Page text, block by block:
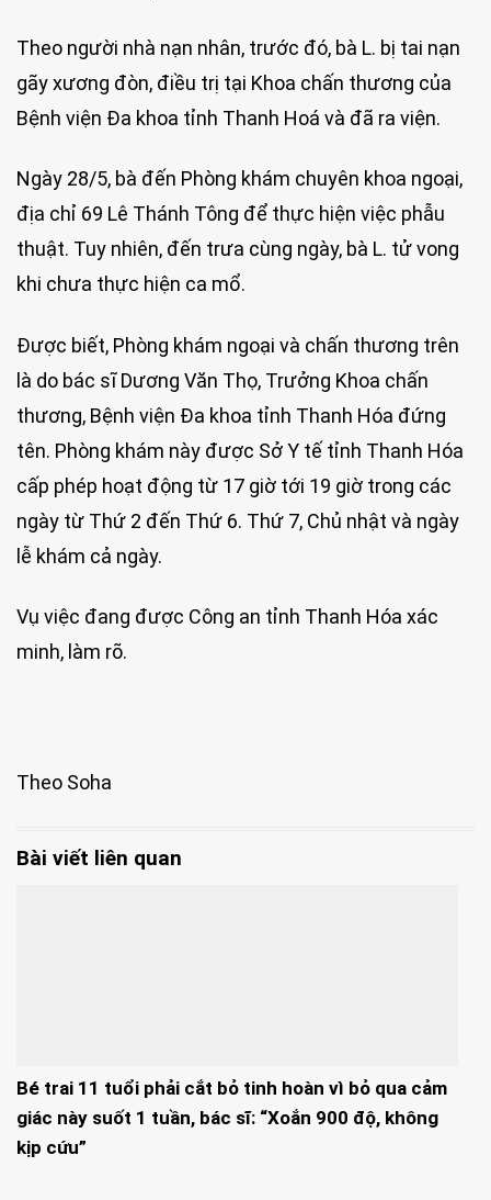
Theo người nhà nạn nhân, trước đó, bà L. bị tai nạn
gãy xương đòn, điều trị tại Khoa chấn thương của
Bệnh viện Đa khoa tỉnh Thanh Hoá và đã ra viện.
Ngày 28/5, bà đến Phòng khám chuyên khoa ngoại,
địa chỉ 69 Lê Thánh Tông để thực hiện việc phẫu
thuật. Tuy nhiên, đến trưa cùng ngày, bà L. tử vong
khi chưa thực hiện ca mổ.
Được biết, Phòng khám ngoại và chấn thương trên
là do bác sĩ Dương Văn Thọ, Trưởng Khoa chấn
thương, Bệnh viện Đa khoa tỉnh Thanh Hóa đứng
tên. Phòng khám này được Sở Y tế tỉnh Thanh Hóa
cấp phép hoạt động từ 17 giờ tới 19 giờ trong các
ngày từ Thứ 2 đến Thứ 6. Thứ 7, Chủ nhật và ngày
lễ khám cả ngày.
Vụ việc đang được Công an tỉnh Thanh Hóa xác
minh, làm rõ.
Theo Soha
Bài viết liên quan
Bé trai 11 tuổi phải cắt bỏ tinh hoàn vì bỏ qua cảm
giác này suốt 1 tuần, bác sĩ: “Xoắn 900 độ, không
kịp cứu”